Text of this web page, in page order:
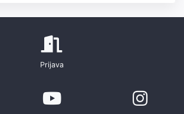
Prijava